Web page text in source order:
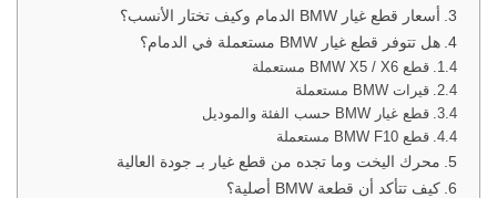
أسعار قطع غيار BMW الدمام وكيف تختار الأنسب؟
هل تتوفر قطع غيار BMW مستعملة في الدمام؟
قطع BMW X5 / X6 مستعملة
قيرات BMW مستعملة
قطع غيار BMW حسب الفئة والموديل
قطع BMW F10 مستعملة
محرك اليخت وما تجده من قطع غيار بـ جودة العالية
كيف تتأكد أن قطعة BMW أصلية؟